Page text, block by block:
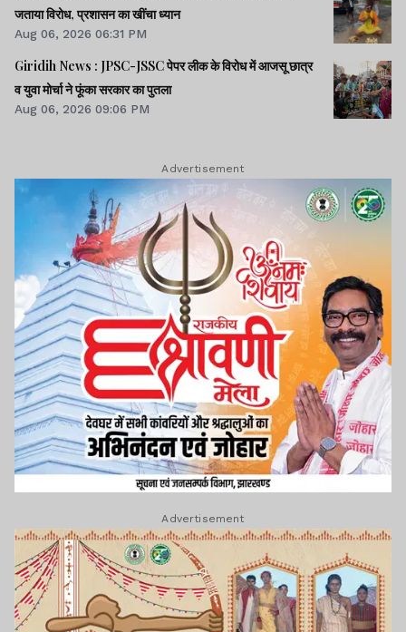
जताया विरोध, प्रशासन का खींचा ध्यान
Aug 06, 2026 06:31 PM
Giridih News : JPSC-JSSC पेपर लीक के विरोध में आजसू छात्र
व युवा मोर्चा ने फूंका सरकार का पुतला
Aug 06, 2026 09:06 PM
Advertisement
Advertisement